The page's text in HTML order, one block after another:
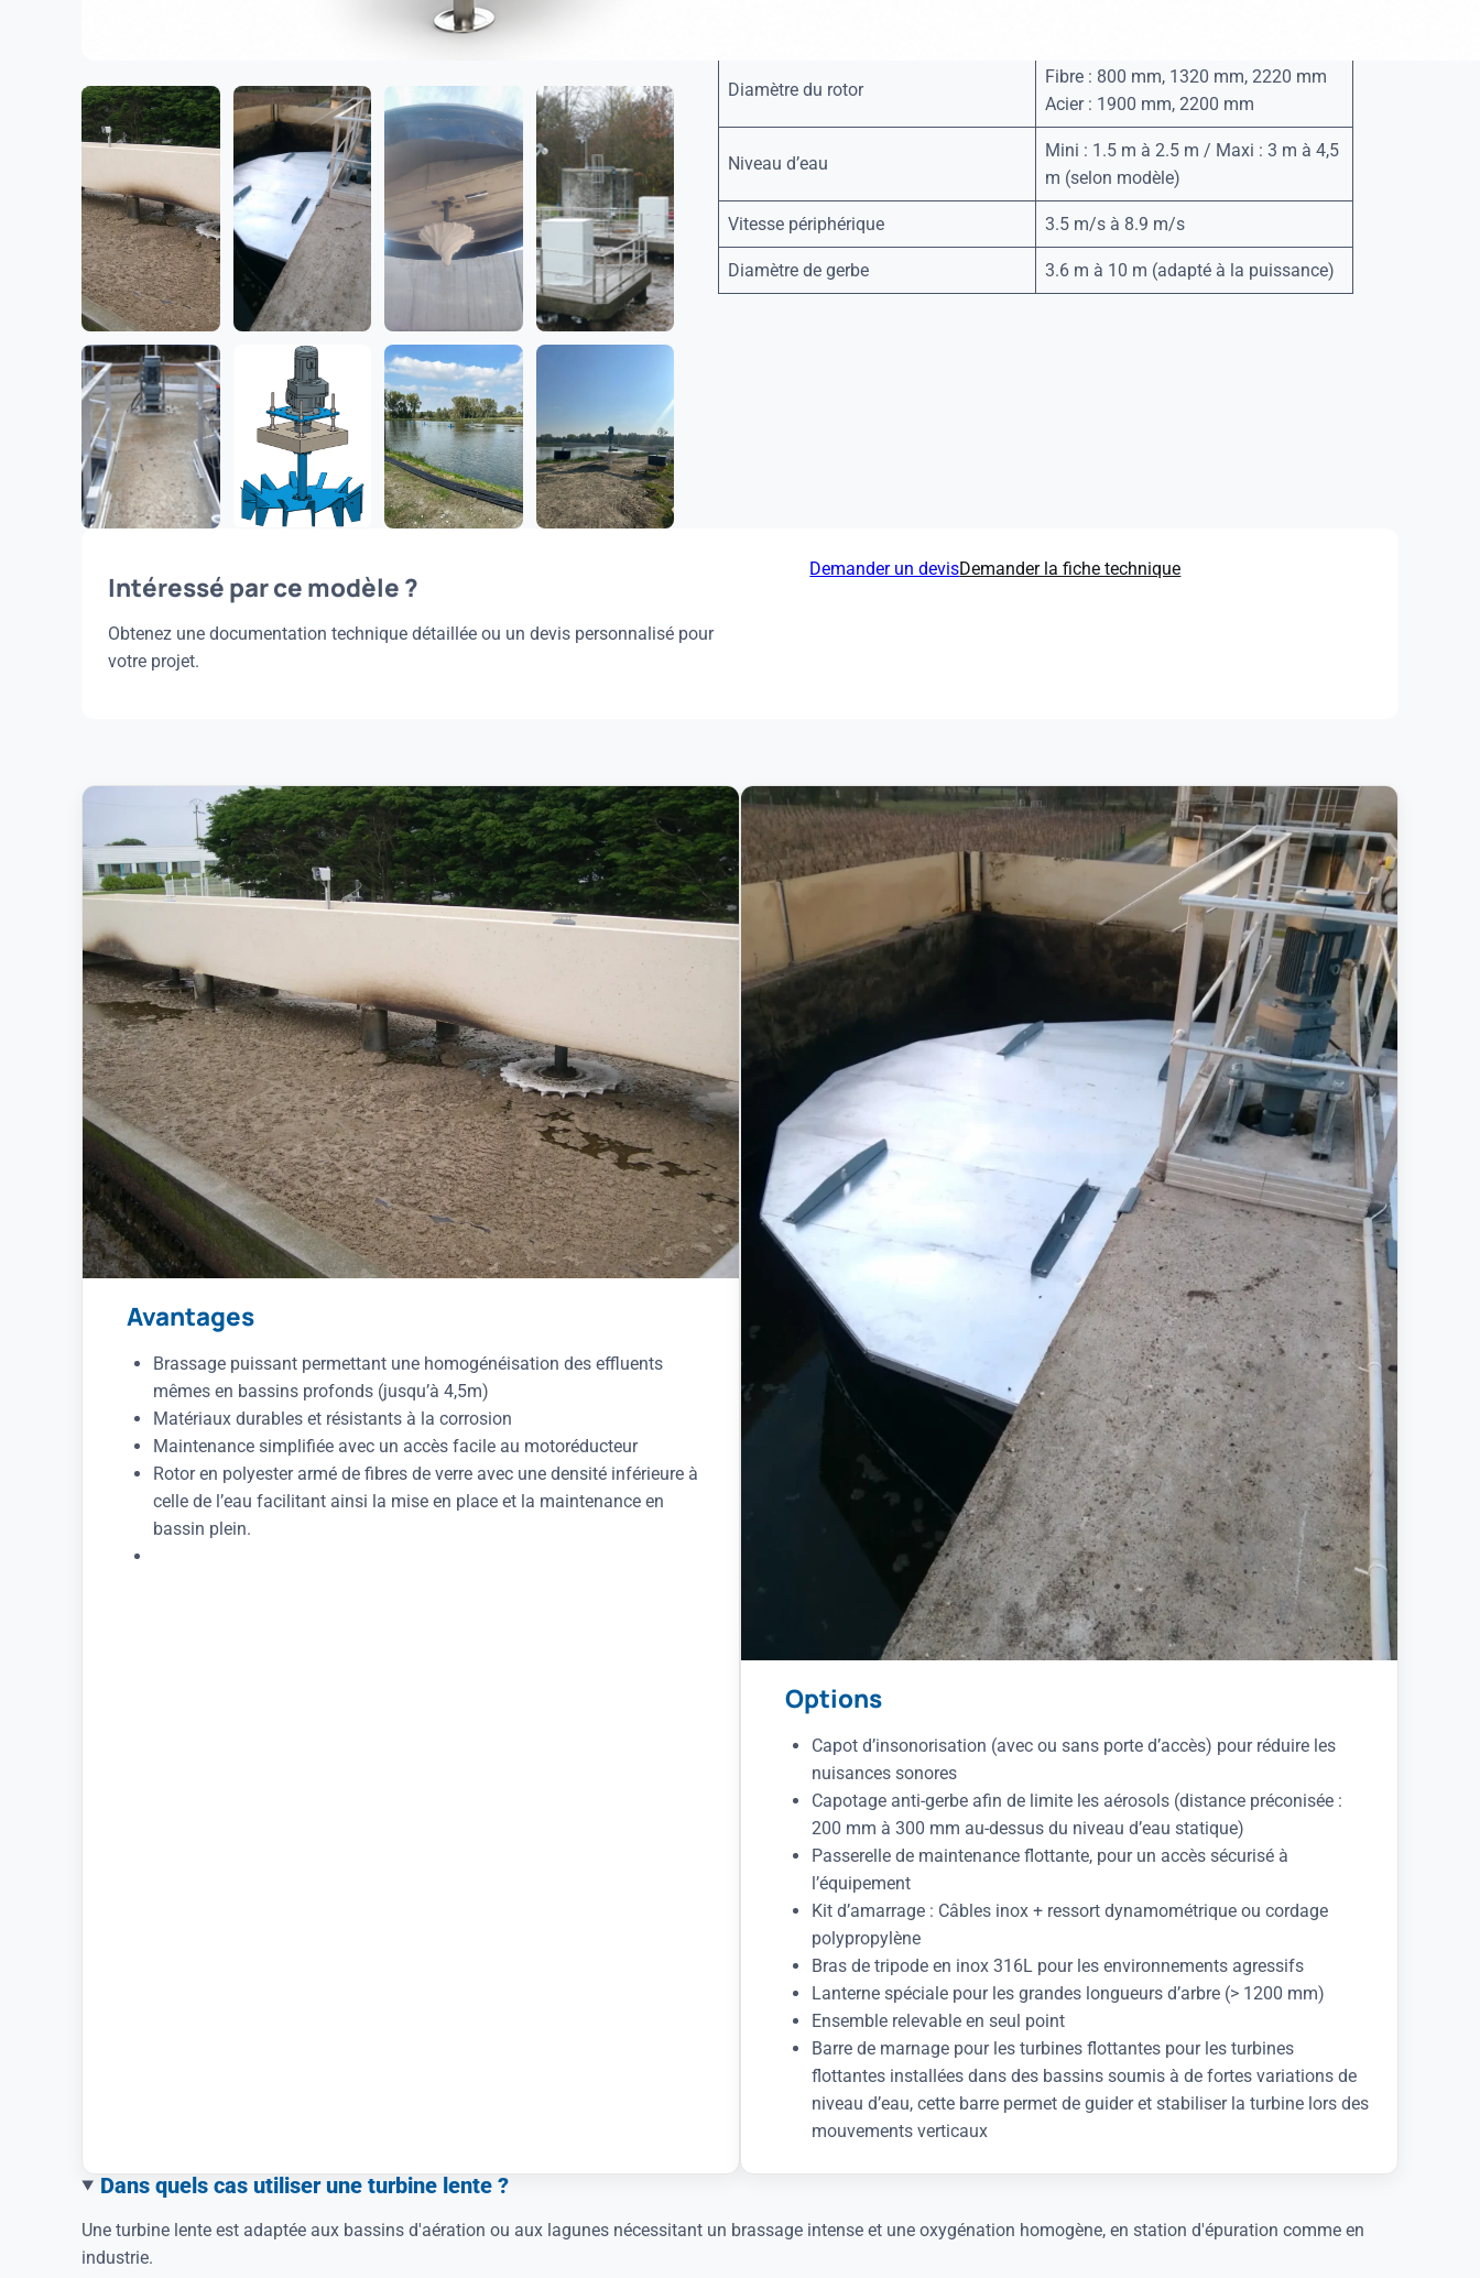
Diamètre du rotor
Fibre : 800 mm, 1320 mm, 2220 mm
Acier : 1900 mm, 2200 mm
Niveau d’eau
Mini : 1.5 m à 2.5 m / Maxi : 3 m à 4,5
m (selon modèle)
Vitesse périphérique 3.5 m/s à 8.9 m/s
Diamètre de gerbe 3.6 m à 10 m (adapté à la puissance)
Intéressé par ce modèle ?
Obtenez une documentation technique détaillée ou un devis personnalisé pour
votre projet.
Demander un devisDemander la fiche technique
Avantages
Brassage puissant permettant une homogénéisation des effluents
mêmes en bassins profonds (jusqu’à 4,5m)
Matériaux durables et résistants à la corrosion
Maintenance simplifiée avec un accès facile au motoréducteur
Rotor en polyester armé de fibres de verre avec une densité inférieure à
celle de l’eau facilitant ainsi la mise en place et la maintenance en
bassin plein.
Options
Capot d’insonorisation (avec ou sans porte d’accès) pour réduire les
nuisances sonores
Capotage anti-gerbe afin de limite les aérosols (distance préconisée :
200 mm à 300 mm au-dessus du niveau d’eau statique)
Passerelle de maintenance flottante, pour un accès sécurisé à
l’équipement
Kit d’amarrage : Câbles inox + ressort dynamométrique ou cordage
polypropylène
Bras de tripode en inox 316L pour les environnements agressifs
Lanterne spéciale pour les grandes longueurs d’arbre (> 1200 mm)
Ensemble relevable en seul point
Barre de marnage pour les turbines flottantes pour les turbines
flottantes installées dans des bassins soumis à de fortes variations de
niveau d’eau, cette barre permet de guider et stabiliser la turbine lors des
mouvements verticaux
Dans quels cas utiliser une turbine lente ?
Une turbine lente est adaptée aux bassins d'aération ou aux lagunes nécessitant un brassage intense et une oxygénation homogène, en station d'épuration comme en
industrie.